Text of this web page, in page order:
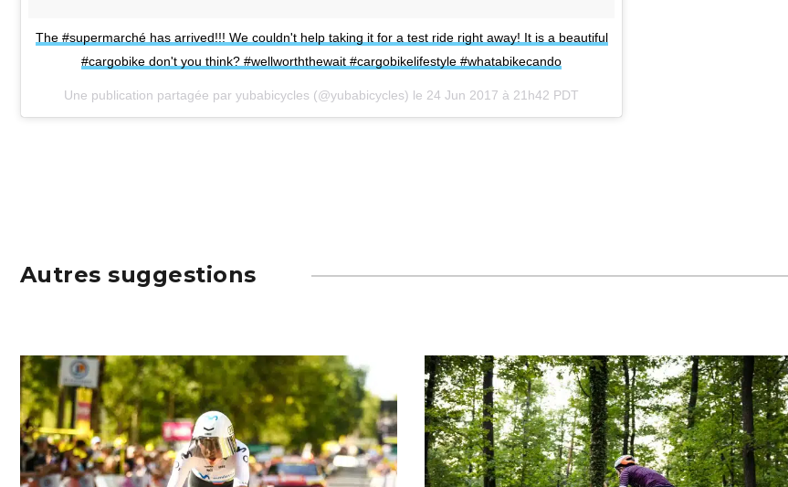
The #supermarché has arrived!!! We couldn't help taking it for a test ride right away! It is a beautiful
#cargobike don't you think? #wellworththewait #cargobikelifestyle #whatabikecando
Une publication partagée par yubabicycles (@yubabicycles) le 24 Jun 2017 à 21h42 PDT
Autres suggestions